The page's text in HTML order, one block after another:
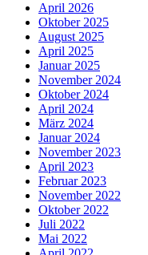
April 2026
Oktober 2025
August 2025
April 2025
Januar 2025
November 2024
Oktober 2024
April 2024
März 2024
Januar 2024
November 2023
April 2023
Februar 2023
November 2022
Oktober 2022
Juli 2022
Mai 2022